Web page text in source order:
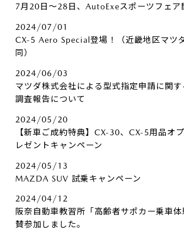
7月20日～28日、AutoExeスポーツフェア
2024/07/01
CX-5 Aero Special登場！（近畿地区マツ
同）
2024/06/03
マツダ株式会社による型式指定申請に関
調査報告について
2024/05/20
【新車ご成約特典】CX-30、CX-5用品オ
レゼントキャンペーン
2024/05/13
MAZDA SUV 試乗キャンペーン
2024/04/12
阪奈自動車教習所「高齢者サポカー乗車
賛参加しました。